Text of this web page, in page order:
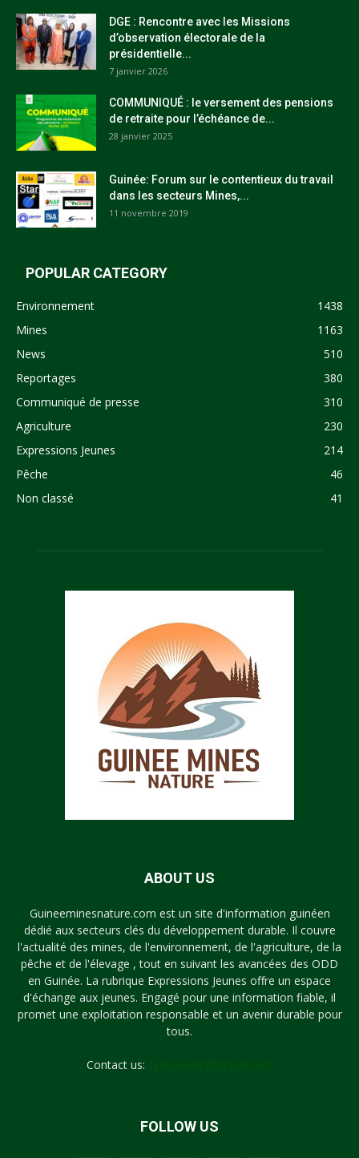
DGE : Rencontre avec les Missions
d’observation électorale de la
présidentielle...
7 janvier 2026
COMMUNIQUÉ : le versement des pensions
de retraite pour l’échéance de...
28 janvier 2025
Guinée: Forum sur le contentieux du travail
dans les secteurs Mines,...
11 novembre 2019
POPULAR CATEGORY
Environnement
1438
Mines
1163
News
510
Reportages
380
Communiqué de presse
310
Agriculture
230
Expressions Jeunes
214
Pêche
46
Non classé
41
ABOUT US
Guineeminesnature.com est un site d'information guinéen
dédié aux secteurs clés du développement durable. Il couvre
l'actualité des mines, de l'environnement, de l'agriculture, de la
pêche et de l'élevage , tout en suivant les avancées des ODD
en Guinée. La rubrique Expressions Jeunes offre un espace
d'échange aux jeunes. Engagé pour une information fiable, il
promet une exploitation responsable et un avenir durable pour
tous.
Contact us:
FOLLOW US